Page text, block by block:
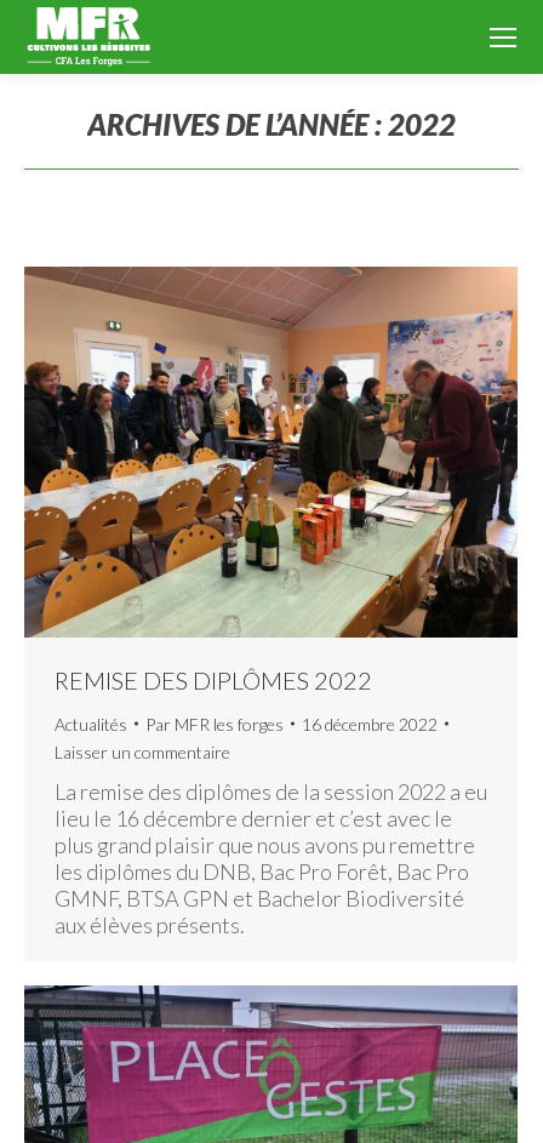
ARCHIVES DE L’ANNÉE :2022
REMISE DES DIPLÔMES 2022
Actualités Par MFR les forges
16 décembre 2022
Laisser un commentaire
La remise des diplômes de la session 2022 a eu
lieu le 16 décembre dernier et c’est avec le
plus grand plaisir que nous avons pu remettre
les diplômes du DNB, Bac Pro Forêt, Bac Pro
GMNF, BTSA GPN et Bachelor Biodiversité
aux élèves présents.